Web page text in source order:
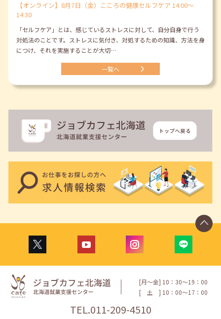
【オンライン】8月7日（金）こころの健康セルフケア 14:00～
14:30
「セルフケア」とは、感じているストレスに対して、自分自身で行う
対処法のことです。ストレスに気付き、対処するための知識、方法を身
につけ、それを実施することが大切…
一覧へ
[月〜金] 10：30〜19：00
[
土 ] 10：00〜17：00
TEL.011-209-4510